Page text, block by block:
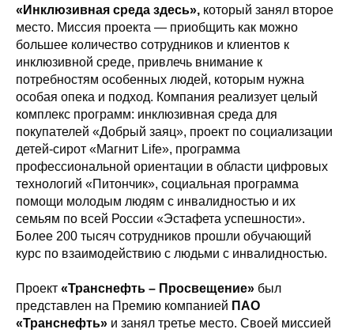
«Инклюзивная среда здесь», который занял второе
место. Миссия проекта — приобщить как можно
большее количество сотрудников и клиентов к
инклюзивной среде, привлечь внимание к
потребностям особенных людей, которым нужна
особая опека и подход. Компания реализует целый
комплекс программ: инклюзивная среда для
покупателей «Добрый заяц», проект по социализации
детей-сирот «Mагнит Life», программа
профессиональной ориентации в области цифровых
технологий «Питончик», социальная программа
помощи молодым людям с инвалидностью и их
семьям по всей России «Эстафета успешности».
Более 200 тысяч сотрудников прошли обучающий
курс по взаимодействию с людьми с инвалидностью.
Проект «Транснефть – Просвещение» был
представлен на Премию компанией ПАО
«Транснефть» и занял третье место. Своей миссией